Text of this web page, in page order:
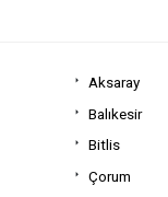
Aksaray
Balıkesir
Bitlis
Çorum